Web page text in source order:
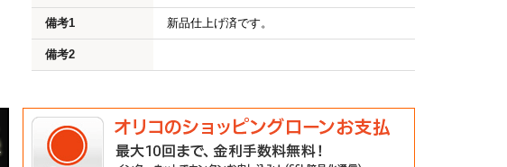
備考1 新品仕上げ済です。
備考2